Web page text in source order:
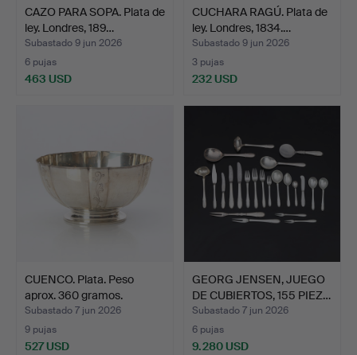
CAZO PARA SOPA. Plata de
ley. Londres, 189…
Subastado 9 jun 2026
6 pujas
463 USD
CUCHARA RAGÚ. Plata de
ley. Londres, 1834.…
Subastado 9 jun 2026
3 pujas
232 USD
CUENCO. Plata. Peso
aprox. 360 gramos.
Subastado 7 jun 2026
9 pujas
527 USD
GEORG JENSEN, JUEGO
DE CUBIERTOS, 155 PIEZ…
Subastado 7 jun 2026
6 pujas
9.280 USD